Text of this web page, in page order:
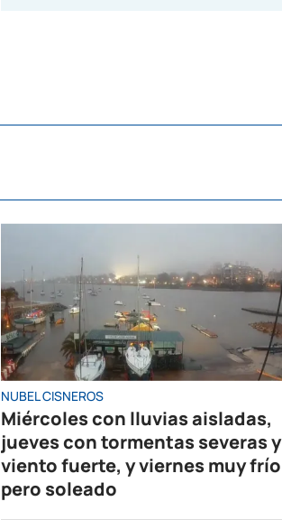
NUBEL CISNEROS
Miércoles con lluvias aisladas,
jueves con tormentas severas y
viento fuerte, y viernes muy frío
pero soleado